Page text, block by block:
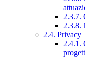
2.3.7.
2.3.8.
2.4. Privacy
2.4.1.